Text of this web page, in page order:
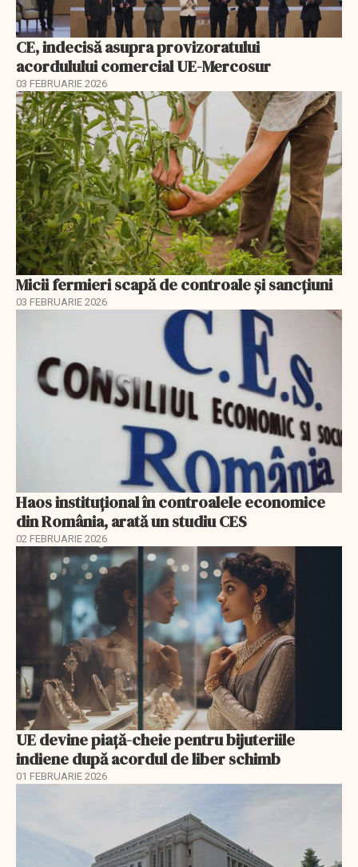
CE, indecisă asupra provizoratului
acordulului comercial UE-Mercosur
03 FEBRUARIE 2026
Micii fermieri scapă de controale și sancțiuni
03 FEBRUARIE 2026
Haos instituțional în controalele economice
din România, arată un studiu CES
02 FEBRUARIE 2026
UE devine piață-cheie pentru bijuteriile
indiene după acordul de liber schimb
01 FEBRUARIE 2026